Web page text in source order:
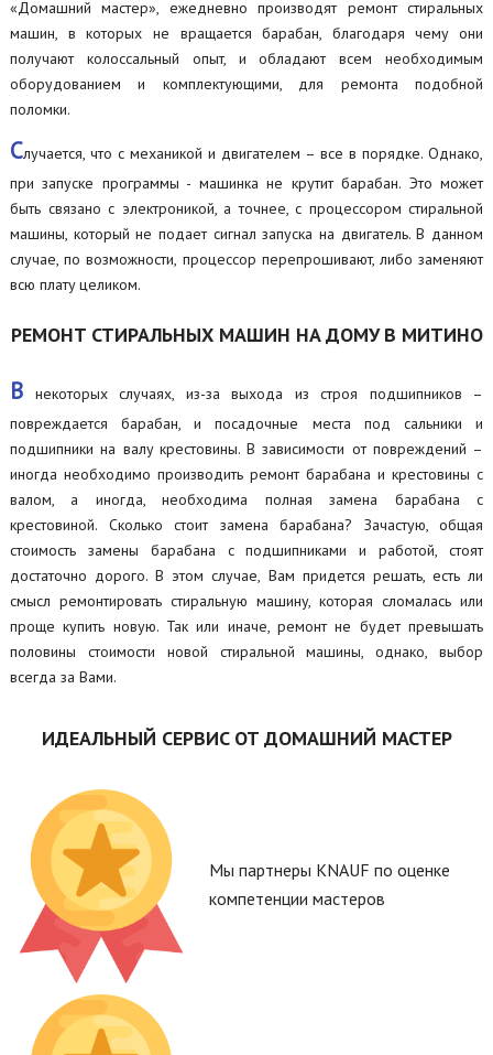
«Домашний мастер», ежедневно производят ремонт стиральных
машин, в которых не вращается барабан, благодаря чему они
получают колоссальный опыт, и обладают всем необходимым
оборудованием и комплектующими, для ремонта подобной
поломки.
Случается, что с механикой и двигателем – все в порядке. Однако,
при запуске программы - машинка не крутит барабан. Это может
быть связано с электроникой, а точнее, с процессором стиральной
машины, который не подает сигнал запуска на двигатель. В данном
случае, по возможности, процессор перепрошивают, либо заменяют
всю плату целиком.
РЕМОНТ СТИРАЛЬНЫХ МАШИН НА ДОМУ В МИТИНО
В некоторых случаях, из-за выхода из строя подшипников –
повреждается барабан, и посадочные места под сальники и
подшипники на валу крестовины. В зависимости от повреждений –
иногда необходимо производить ремонт барабана и крестовины с
валом, а иногда, необходима полная замена барабана с
крестовиной. Сколько стоит замена барабана? Зачастую, общая
стоимость замены барабана с подшипниками и работой, стоят
достаточно дорого. В этом случае, Вам придется решать, есть ли
смысл ремонтировать стиральную машину, которая сломалась или
проще купить новую. Так или иначе, ремонт не будет превышать
половины стоимости новой стиральной машины, однако, выбор
всегда за Вами.
ИДЕАЛЬНЫЙ СЕРВИС ОТ ДОМАШНИЙ МАСТЕР
Мы партнеры KNAUF по оценке
компетенции мастеров